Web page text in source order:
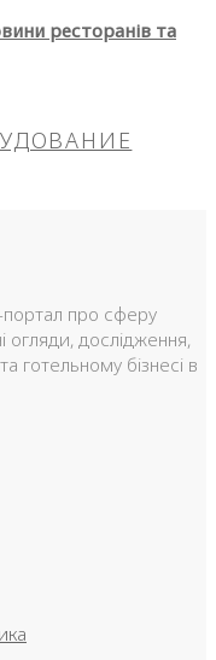
ресторанів та
портал про сферу
огляди, дослідження,
готельному бізнесі в